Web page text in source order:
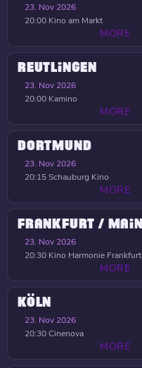
23. Nov 2026
20:00 Kino am Markt
MORE
REUTLINGEN
23. Nov 2026
20:00 Kamino
MORE
DORTMUND
23. Nov 2026
20:15Schauburg Kino
MORE
FRANKFURT / MAIN
23. Nov 2026
20:30 Kino Harmonie Frankfurt
MORE
KÖLN
23. Nov 2026
20:30Cinenova
MORE